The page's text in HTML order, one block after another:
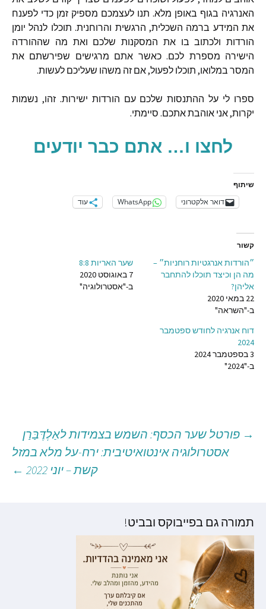
האנרגיה בגוף באופן מלא. תנו לעצמכם מספיק זמן כדי לפענח
את המידע ברמה השכלית, הרגשית והרוחנית. תוכלו לנהל יומן
הורדות ולכתוב בו את המסקנות שלכם ואת מה שההורדה
הישירה מספרת לכם.כאשר אתם מרגישים שפירשתם את
המסר במלואו, תוכלו לפעול,אם זה משהו שעליכם לעשות.
ספרו לי על ההתנסות שלכם עם הורדות ישירות.זהו, נשמות
יקרות,אני אוהבתאתכם. סיימתי.
לחצו ו… אתם כבר יודעים
שיתוף
דואר אלקטרוני WhatsApp עוד
קשור
״הורדות אנרגטיות רוחניות״ –
מה הן וכיצד תוכלו להתחבר
אליהן?
22 במאי 2020
ב-"השראה"
שער האריות 8:8
7 באוגוסט 2020
ב-"אסטרולוגיה"
דוח אנרגיה לחודש ספטמבר
2024
3 בספטמבר 2024
ב-"2024"
ניווט
→ פורטל שער הכסף: השמש בצמידות לאַלְדֶּבַּרַן
אסטרולוגיה אינטואיטיבית: ירח-על מלא במזל
קשת – יוני 2022
←
תמורה גם בפייבוקס ובביט!